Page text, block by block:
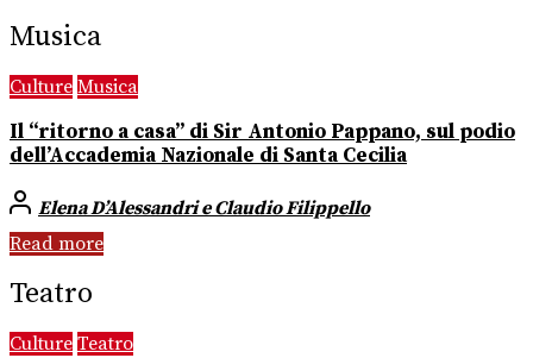
Musica
Culture Musica
Il “ritorno a casa” di Sir Antonio Pappano, sul podio
dell’Accademia Nazionale di Santa Cecilia
Elena D’Alessandri e Claudio Filippello
Read more
Teatro
Culture Teatro